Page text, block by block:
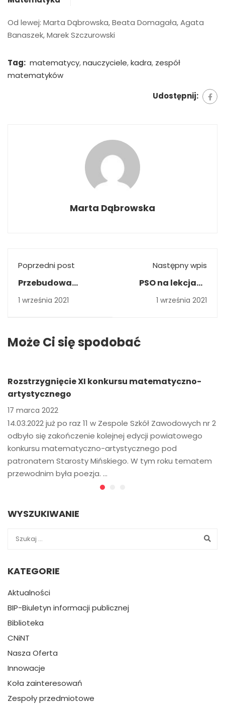
Od lewej: Marta Dąbrowska, Beata Domagała, Agata
Banaszek, Marek Szczurowski
Tag: matematycy,nauczyciele,kadra, zespół
matematyków
Udostępnij:
Marta Dąbrowska
Poprzedni post
Przebudowa
zasilania
Mazowieckim
1 września 2021
Następny wpis
PSO na lekcjach
matematyki
1 września 2021
Może Ci się spodobać
Rozstrzygnięcie XI konkursu matematyczno-
artystycznego
17 marca 2022
14.03.2022 już po raz 11 w Zespole Szkół Zawodowych nr 2
odbyło się zakończenie kolejnej edycji powiatowego
konkursu matematyczno-artystycznego pod
patronatem Starosty Mińskiego. W tym roku tematem
przewodnim była poezja. …
WYSZUKIWANIE
KATEGORIE
Aktualności
BIP-Biuletyn informacji publicznej
Biblioteka
CNiNT
Nasza Oferta
Innowacje
Koła zainteresowań
Zespoły przedmiotowe